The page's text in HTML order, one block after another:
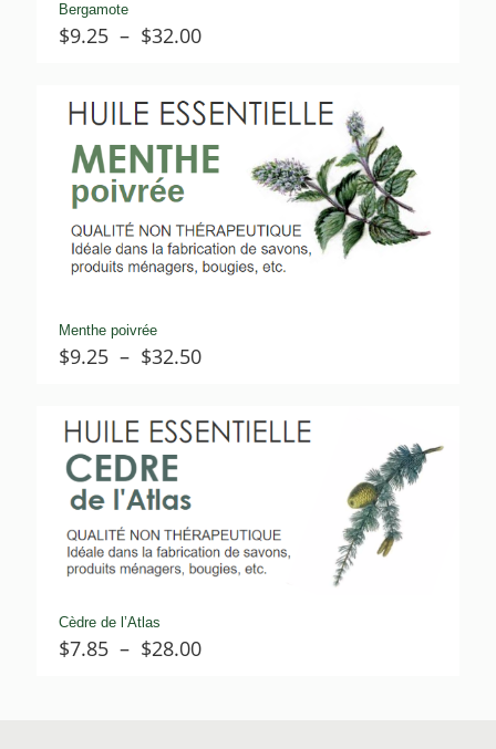
Bergamote
$9.25 – $32.00Plage
$9.25
à
$32.00
Menthe poivrée
$9.25 – $32.50Plage
$9.25
à
Cèdre de l’Atlas
$7.85 – $28.00Plage